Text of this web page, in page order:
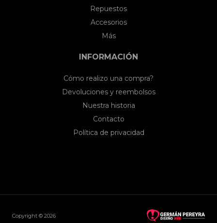
Repuestos
Accesorios
Más
INFORMACIÓN
Cómo realizo una compra?
Devoluciones y reembolsos
Nuestra historia
Contacto
Política de privacidad
Copyright © 2026